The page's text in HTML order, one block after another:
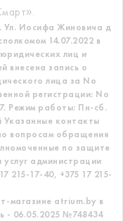
Ул. Иосифа Жиновича д
14.07.2022 в
юридических лиц и
внесена запись о
лица за No
регистрации: No
Режим работы: Пн-сб.
Указанные контакты
вопросам обращения
по защите
администрации
215-17-40, +375 17 215-
магазине atrium.by в
- 06.05.2025 №748434